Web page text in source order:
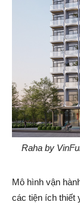
Raha by
Mô hình vận
các tiện ích thiết